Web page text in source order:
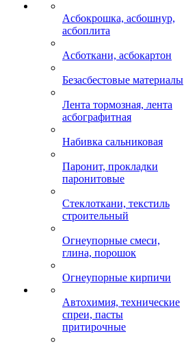
Асбокрошка, асбошнур,
асбоплита
Асботкани, асбокартон
Безасбестовые материалы
Лента тормозная, лента
асбографитная
Набивка сальниковая
Паронит, прокладки
паронитовые
Стеклоткани, текстиль
строительный
Огнеупорные смеси,
глина, порошок
Огнеупорные кирпичи
Автохимия, технические
спреи, пасты
притирочные